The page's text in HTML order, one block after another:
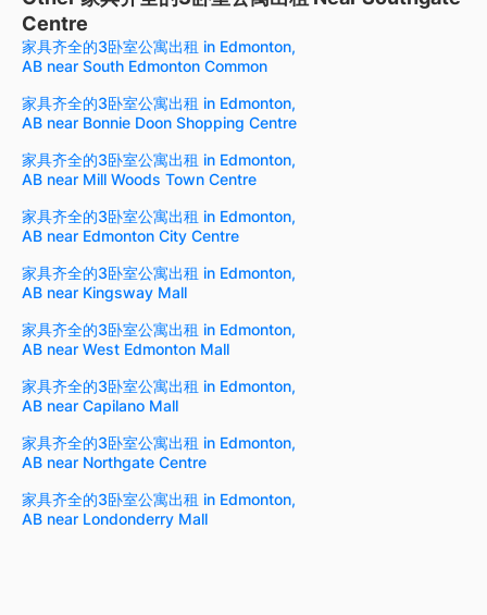
Centre
家具齐全的3卧室公寓出租 in Edmonton,
AB near South Edmonton Common
家具齐全的3卧室公寓出租 in Edmonton,
AB near Bonnie Doon Shopping Centre
家具齐全的3卧室公寓出租 in Edmonton,
AB near Mill Woods Town Centre
家具齐全的3卧室公寓出租 in Edmonton,
AB near Edmonton City Centre
家具齐全的3卧室公寓出租 in Edmonton,
AB near Kingsway Mall
家具齐全的3卧室公寓出租 in Edmonton,
AB near West Edmonton Mall
家具齐全的3卧室公寓出租 in Edmonton,
AB near Capilano Mall
家具齐全的3卧室公寓出租 in Edmonton,
AB near Northgate Centre
家具齐全的3卧室公寓出租 in Edmonton,
AB near Londonderry Mall